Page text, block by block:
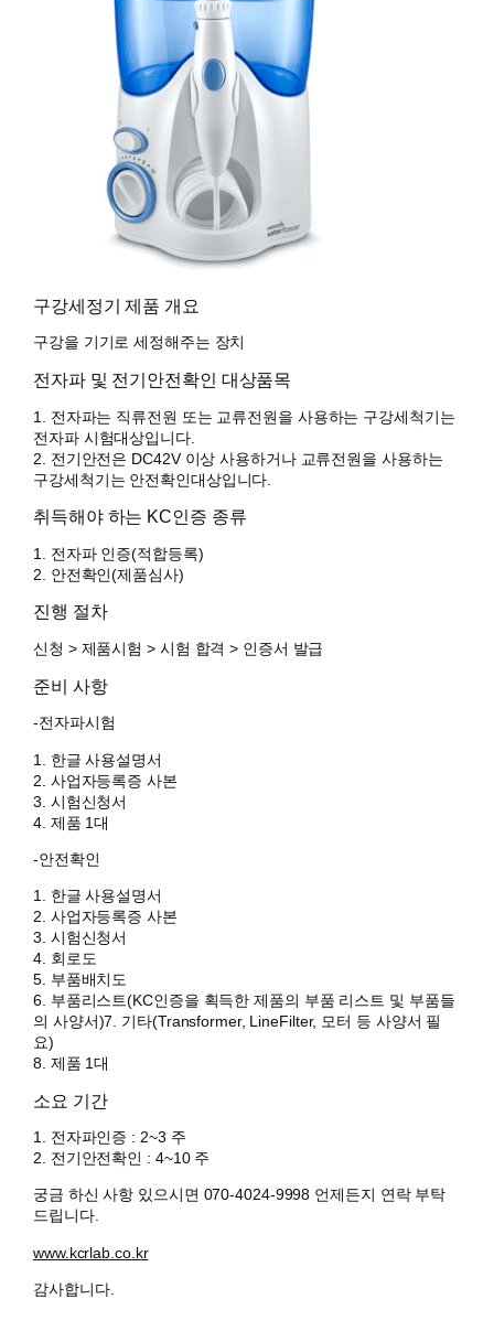
구강세정기 제품 개요
구강을 기기로 세정해주는 장치
전자파 및 전기안전확인 대상품목
1. 전자파는 직류전원 또는 교류전원을 사용하는 구강세척기는
전자파 시험대상입니다.
2. 전기안전은 DC42V 이상 사용하거나 교류전원을 사용하는
구강세척기는 안전확인대상입니다.
취득해야 하는 KC인증 종류
1. 전자파 인증(적합등록)
2. 안전확인(제품심사)
진행 절차
신청 > 제품시험 > 시험 합격 > 인증서 발급
준비 사항
-전자파시험
1. 한글 사용설명서
2. 사업자등록증 사본
3. 시험신청서
4. 제품 1대
-안전확인
1. 한글 사용설명서
2. 사업자등록증 사본
3. 시험신청서
4. 회로도
5. 부품배치도
6. 부품리스트(KC인증을 획득한 제품의 부품 리스트 및 부품들
의 사양서)7. 기타(Transformer, LineFilter, 모터 등 사양서 필
요)
8. 제품 1대
소요 기간
1. 전자파인증 : 2~3 주
2. 전기안전확인 : 4~10 주
궁금 하신 사항 있으시면 070-4024-9998 언제든지 연락 부탁
드립니다.
www.kcrlab.co.kr
감사합니다.